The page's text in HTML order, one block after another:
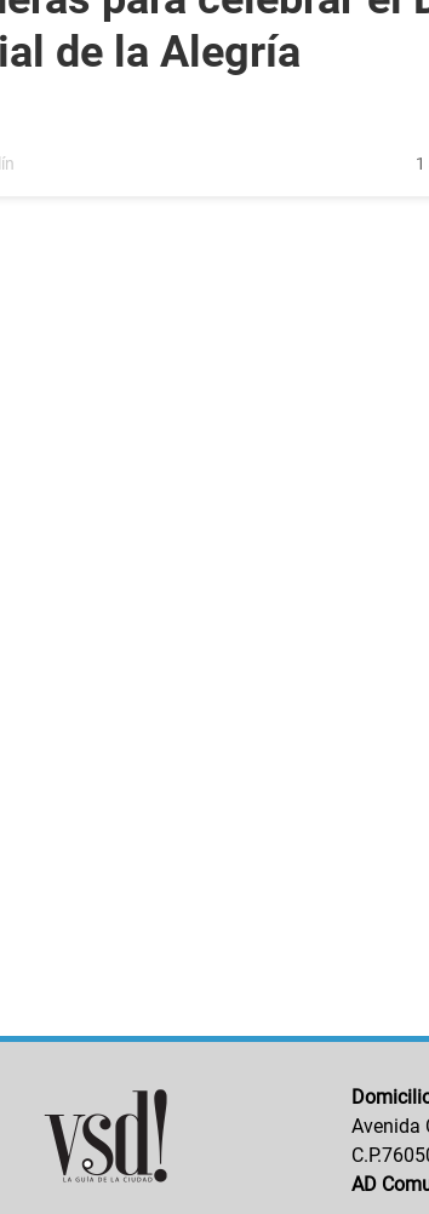
de la Alegría
Avenida
AD